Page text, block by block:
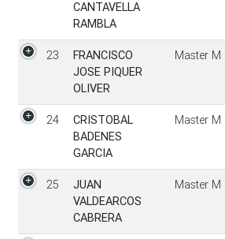
CANTAVELLA
RAMBLA
23
FRANCISCO
JOSE PIQUER
OLIVER
Master M
24
CRISTOBAL
BADENES
GARCIA
Master M
25
JUAN
VALDEARCOS
CABRERA
Master M